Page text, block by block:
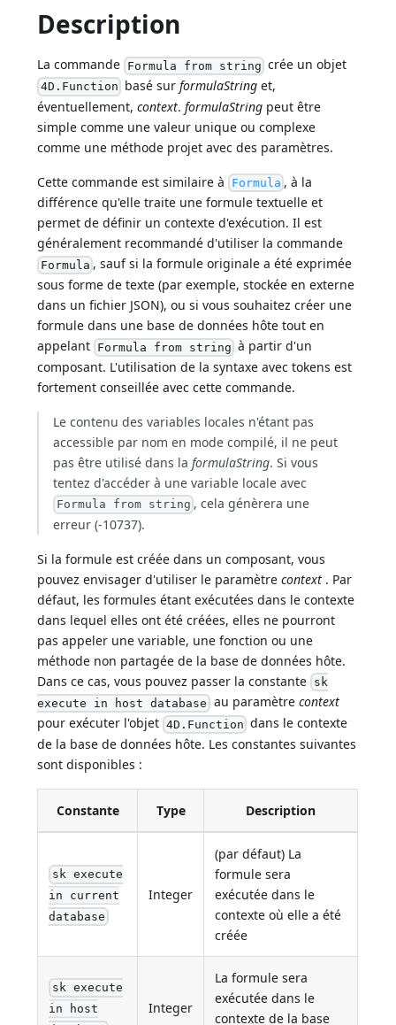
Description
La commande Formula from string crée un objet
4D.Function basé sur formulaStringet,
éventuellement,context.formulaString peut être
simple comme une valeur unique ou complexe
comme une méthode projet avec des paramètres.
Cette commande est similaire à Formula , à la
différence qu'elle traite une formule textuelle et
permet de définir un contexte d'exécution. Il est
généralement recommandé d'utiliser la commande
Formula , sauf si la formule originale a été exprimée
sous forme de texte (par exemple, stockée en externe
dans un fichier JSON), ou si vous souhaitez créer une
formule dans une base de données hôte tout en
appelant Formula from string à partir d'un
composant. L'utilisation de la syntaxe avec tokens est
fortement conseillée avec cette commande.
Le contenu des variables locales n'étant pas
accessible par nom en mode compilé, il ne peut
pas être utilisé dans la formulaString. Si vous
tentez d'accéder à une variable locale avec
Formula from string , cela génèrera une
erreur (-10737).
Si la formule est créée dans un composant, vous
pouvez envisager d'utiliser le paramètrecontext . Par
défaut, les formules étant exécutées dans le contexte
dans lequel elles ont été créées, elles ne pourront
pas appeler une variable, une fonction ou une
méthode non partagée de la base de données hôte.
Dans ce cas, vous pouvez passer la constante sk
execute in host database au paramètre context
pour exécuter l'objet 4D.Function dans le contexte
de la base de données hôte. Les constantes suivantes
sont disponibles :
Constante Type Description
sk execute
in current
database
Integer
(par défaut) La
formule sera
exécutée dans le
contexte où elle a été
créée
sk execute
in host
Integer
La formule sera
exécutée dans le
contexte de la base